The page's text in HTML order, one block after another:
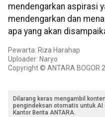
mendengarkan aspirasi
mendengarkan dan
apa yang akan
Pewarta: Riza Harahap
Uploader: Naryo
Copyright © ANTARA BOGOR
Dilarang keras mengambil
pengindeksan otomatis untuk
Kantor Berita ANTARA.